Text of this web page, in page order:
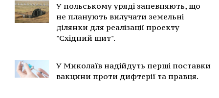
У польському уряді запевняють, що
не планують вилучати земельні
ділянки для реалізації проекту
"Східний щит".
У Миколаїв надійдуть перші поставки
вакцини проти дифтерії та правця.